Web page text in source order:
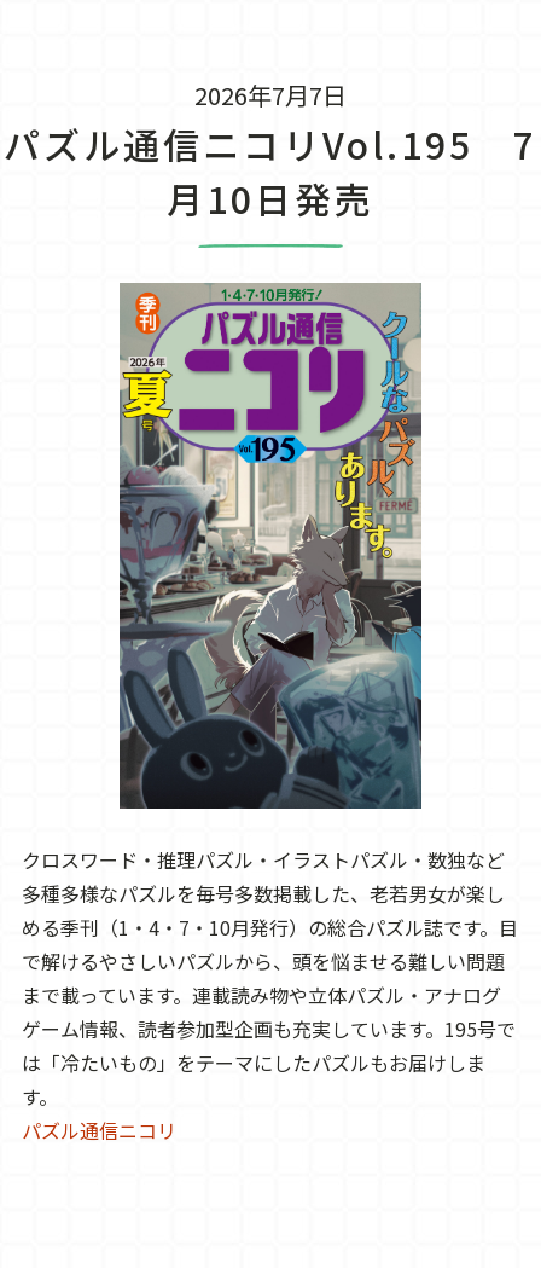
2026年7月7日
パズル通信ニコリVol.195 7
月10日発売
クロスワード・推理パズル・イラストパズル・数独など
多種多様なパズルを毎号多数掲載した、老若男女が楽し
める季刊（1・4・7・10月発行）の総合パズル誌です。目
で解けるやさしいパズルから、頭を悩ませる難しい問題
まで載っています。連載読み物や立体パズル・アナログ
ゲーム情報、読者参加型企画も充実しています。195号で
は「冷たいもの」をテーマにしたパズルもお届けしま
す。
パズル通信ニコリ